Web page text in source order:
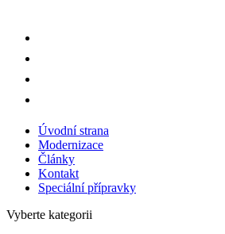
Úvodní strana
Modernizace
Články
Kontakt
Speciální přípravky
Vyberte kategorii